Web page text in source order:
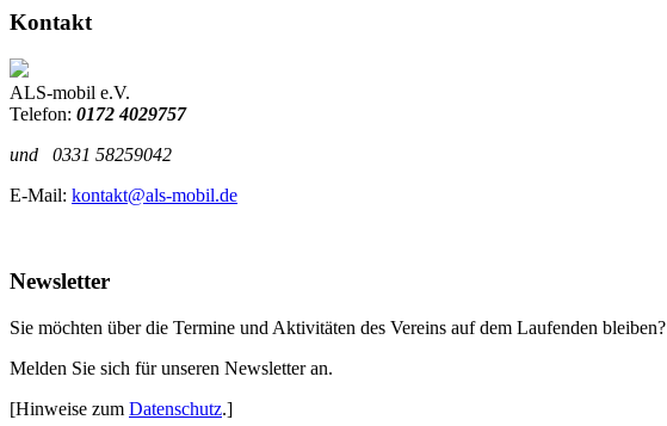
Kontakt
ALS-mobil e.V.
Telefon: 0172 4029757
und 0331 58259042
E-Mail: kontakt@als-mobil.de
Newsletter
Sie möchten über die Termine und Aktivitäten des Vereins auf dem Laufenden bleiben?
Melden Sie sich für unseren Newsletter an.
[Hinweise zum Datenschutz.]